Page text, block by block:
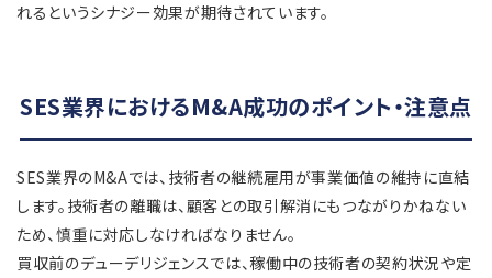
れるというシナジー効果が期待されています。
SES業界におけるM&A成功のポイント・注意点
SES業界のM&Aでは、技術者の継続雇用が事業価値の維持に直結
します。技術者の離職は、顧客との取引解消にもつながりかねない
ため、慎重に対応しなければなりません。
買収前のデューデリジェンスでは、稼働中の技術者の契約状況や定